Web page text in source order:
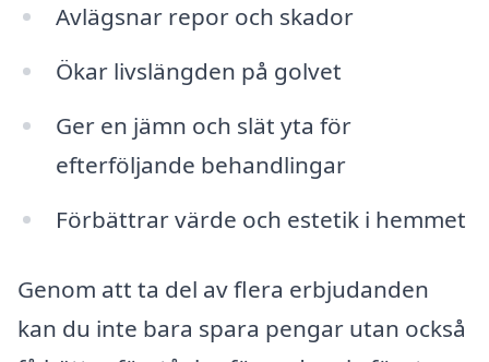
Avlägsnar repor och skador
Ökar livslängden på golvet
Ger en jämn och slät yta för
efterföljande behandlingar
Förbättrar värde och estetik i hemmet
Genom att ta del av flera erbjudanden
kan du inte bara spara pengar utan också